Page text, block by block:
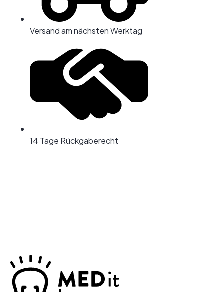
Versand am nächsten Werktag
14 Tage Rückgaberecht